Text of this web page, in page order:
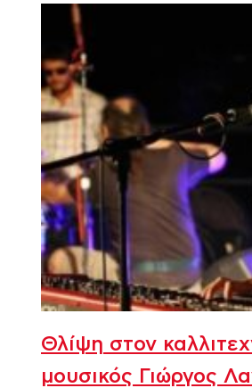
Θλίψη στον
μουσικός Γιώργος